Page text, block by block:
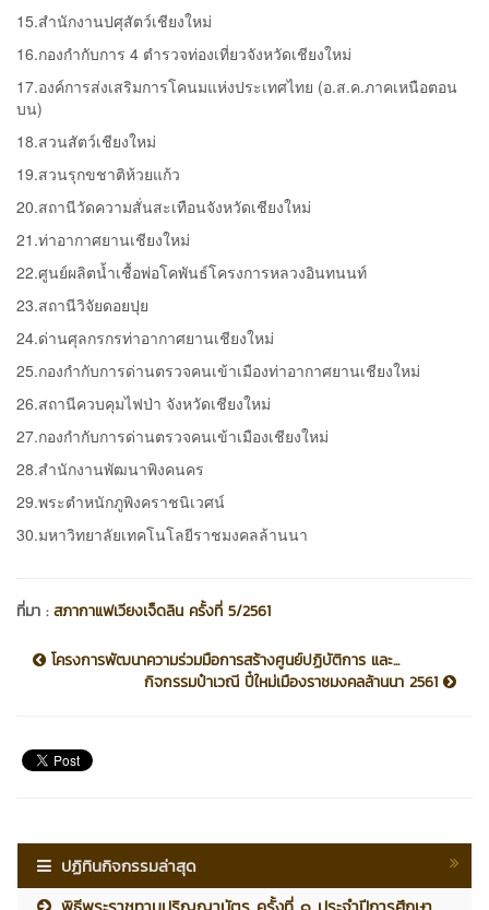
15.สำนักงานปศุสัตว์เชียงใหม่
16.กองกำกับการ 4 ตำรวจท่องเที่ยวจังหวัดเชียงใหม่
17.องค์การส่งเสริมการโคนมแห่งประเทศไทย (อ.ส.ค.ภาคเหนือตอน
บน)
18.สวนสัตว์เชียงใหม่
19.สวนรุกขชาติห้วยแก้ว
20.สถานีวัดความสั่นสะเทือนจังหวัดเชียงใหม่
21.ท่าอากาศยานเชียงใหม่
22.ศูนย์ผลิตน้ำเชื้อพ่อโคพันธ์โครงการหลวงอินทนนท์
23.สถานีวิจัยดอยปุย
24.ด่านศุลกรกรท่าอากาศยานเชียงใหม่
25.กองกำกับการด่านตรวจคนเข้าเมืองท่าอากาศยานเชียงใหม่
26.สถานีควบคุมไฟป่า จังหวัดเชียงใหม่
27.กองกำกับการด่านตรวจคนเข้าเมืองเชียงใหม่
28.สำนักงานพัฒนาพิงคนคร
29.พระตำหนักภูพิงคราชนิเวศน์
30.มหาวิทยาลัยเทคโนโลยีราชมงคลล้านนา
ที่มา :สภากาแฟเวียงเจ็ดลิน ครั้งที่ 5/2561
โครงการพัฒนาความร่วมมือการสร้างศูนย์ปฏิบัติการ และ...
กิจกรรมป๋าเวณี ปี๋ใหม่เมืองราชมงคลล้านนา 2561
ปฏิทินกิจกรรมล่าสุด